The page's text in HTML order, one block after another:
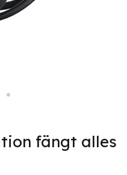
fängt alles